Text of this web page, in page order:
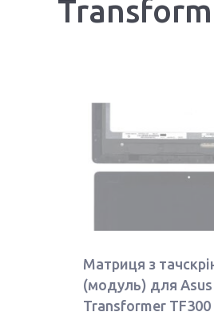
Матриця з
(модуль) для Asus
Transformer TF300